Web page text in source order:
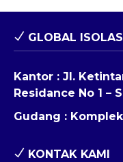
GLOBAL
Kantor : Jl.
Residance No 1 –
Gudang :
KONTAK KAMI